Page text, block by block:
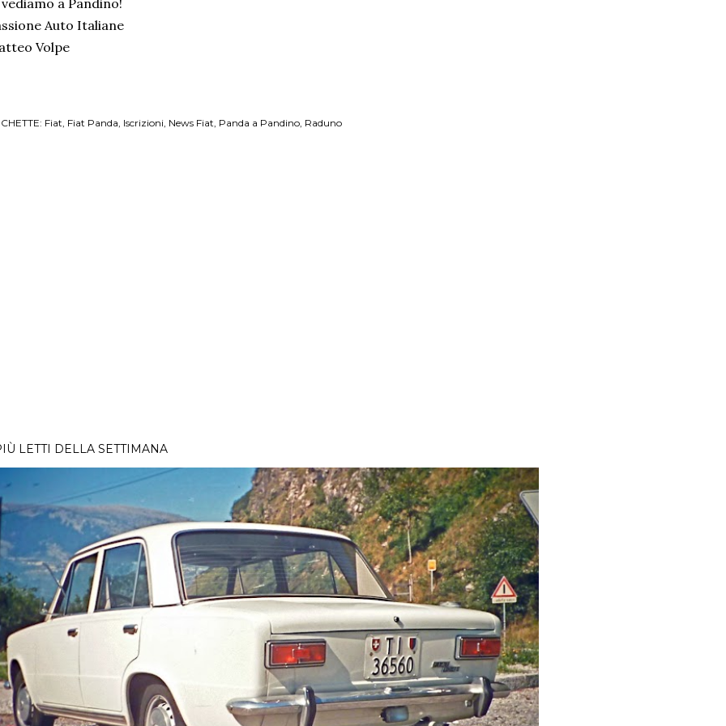
Auto Italiane
Volpe
Fiat Fiat Panda Iscrizioni News Fiat Panda a Pandino Raduno
LETTI DELLA SETTIMANA